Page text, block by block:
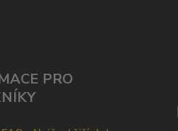
PRO